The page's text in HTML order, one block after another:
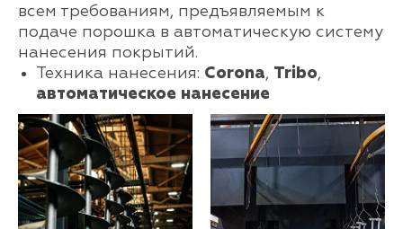
всем требованиям, предъявляемым к
подаче порошка в автоматическую систему
нанесения покрытий.
Техника нанесения: Corona, Tribo,
автоматическое нанесение